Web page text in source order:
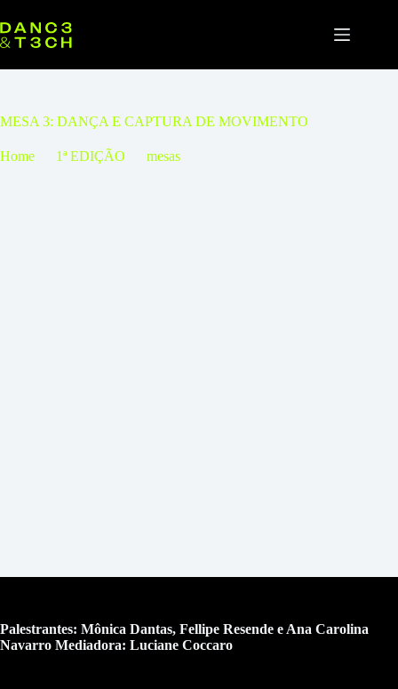
para
o
MESA 3: DANÇA E CAPTURA DE MOVIMENTO
Home 1ª EDIÇÃO
mesas
Palestrantes: Mônica Dantas, Fellipe Resende e Ana Carolina
Navarro Mediadora: Luciane Coccaro